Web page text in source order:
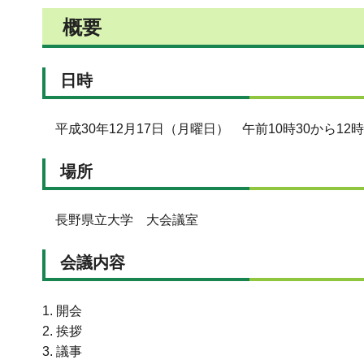
概要
日時
平成30年12月17日（月曜日） 午前10時30から12
場所
長野県立大学 大会議室
会議内容
1. 開会
2. 挨拶
3. 議事